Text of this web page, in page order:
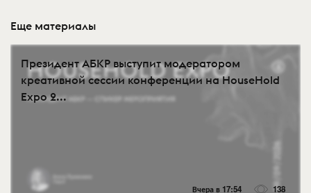
Еще материалы
Президент АБКР выступит модератором
креативной сессии конференции на HouseHold
Expo 2...
Вчера в 17:54 138